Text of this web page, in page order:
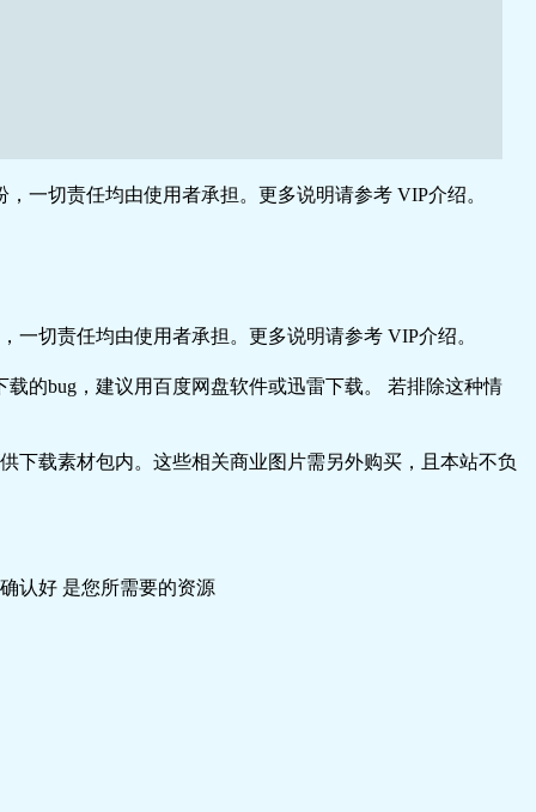
一切责任均由使用者承担。更多说明请参考 VIP介绍。
切责任均由使用者承担。更多说明请参考 VIP介绍。
的bug，建议用百度网盘软件或迅雷下载。 若排除这种情
下载素材包内。这些相关商业图片需另外购买，且本站不负
认好 是您所需要的资源